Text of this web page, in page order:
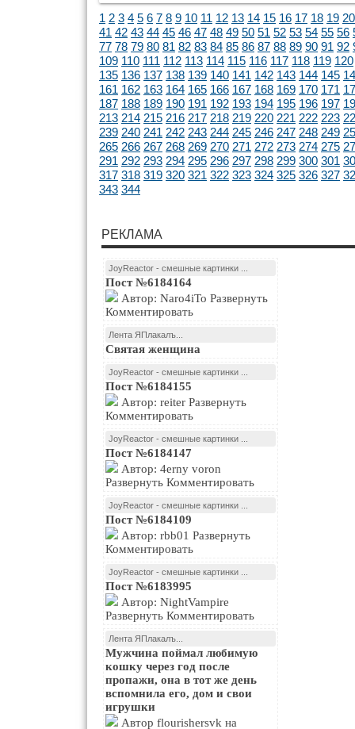
1 2 3 4 5 6 7 8 9 10 11 12 13 14 15 16 17 18 19 20
41 42 43 44 45 46 47 48 49 50 51 52 53 54 55 56
77 78 79 80 81 82 83 84 85 86 87 88 89 90 91 92
109 110 111 112 113 114 115 116 117 118 119 120
135 136 137 138 139 140 141 142 143 144 145
161 162 163 164 165 166 167 168 169 170 171
187 188 189 190 191 192 193 194 195 196 197
213 214 215 216 217 218 219 220 221 222 223
239 240 241 242 243 244 245 246 247 248 249
265 266 267 268 269 270 271 272 273 274 275
291 292 293 294 295 296 297 298 299 300 301
317 318 319 320 321 322 323 324 325 326 327
343 344
РЕКЛАМА
JoyReactor - смешные картинки ...
Пост №6184164
Комментировать
Лента ЯПлакалъ...
Святая женщина
JoyReactor - смешные картинки ...
Пост №6184155
Комментировать
JoyReactor - смешные картинки ...
Пост №6184147
Развернуть Комментировать
JoyReactor - смешные картинки ...
Пост №6184109
Комментировать
JoyReactor - смешные картинки ...
Пост №6183995
Развернуть Комментировать
Лента ЯПлакалъ...
Мужчина поймал любимую
кошку через год после
пропажи, она в тот же день
вспомнила его, дом и свои
игрушки